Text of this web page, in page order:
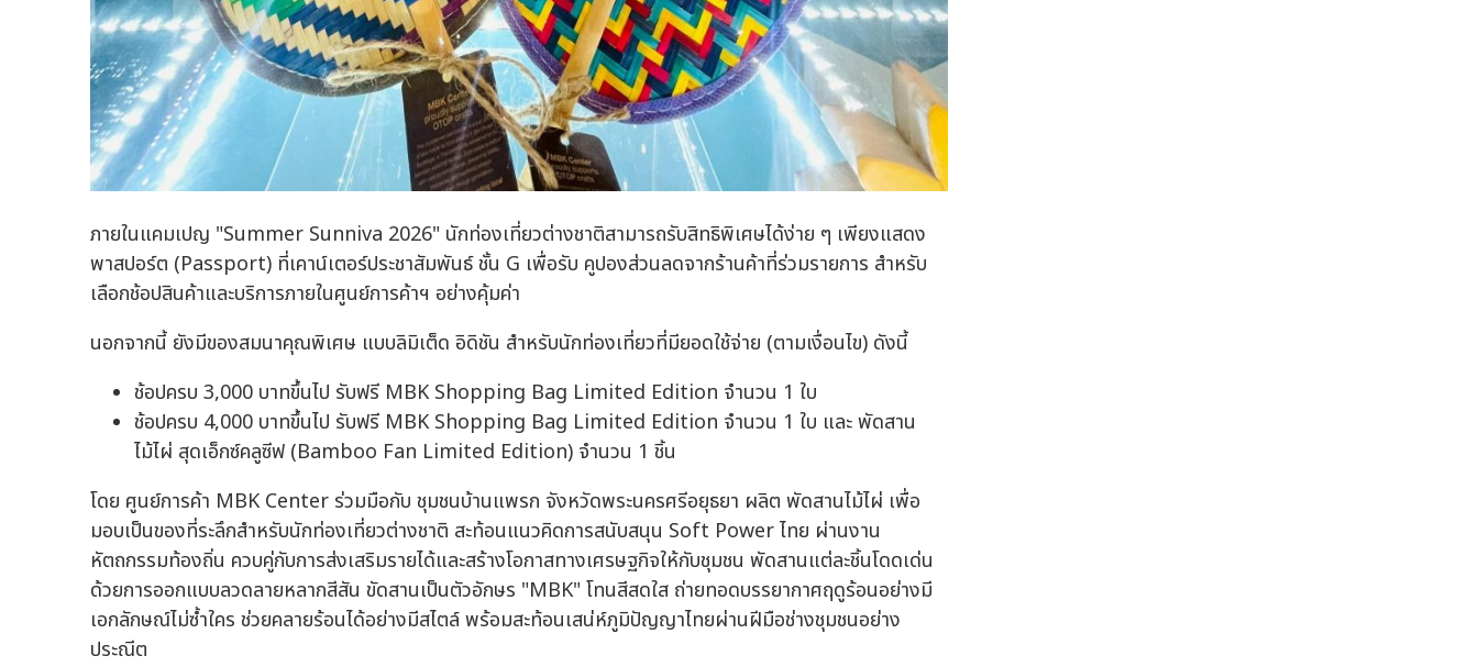
ภายในแคมเปญ "Summer Sunniva 2026" นักท่องเที่ยวต่างชาติสามารถรับสิทธิพิเศษได้ง่าย ๆ เพียงแสดง
พาสปอร์ต (Passport) ที่เคาน์เตอร์ประชาสัมพันธ์ ชั้น G เพื่อรับ คูปองส่วนลดจากร้านค้าที่ร่วมรายการ สำหรับ
เลือกช้อปสินค้าและบริการภายในศูนย์การค้าฯ อย่างคุ้มค่า
นอกจากนี้ ยังมีของสมนาคุณพิเศษ แบบลิมิเต็ด อิดิชัน สำหรับนักท่องเที่ยวที่มียอดใช้จ่าย (ตามเงื่อนไข) ดังนี้
ช้อปครบ 3,000 บาทขึ้นไป รับฟรี MBK Shopping Bag Limited Edition จำนวน 1 ใบ
ช้อปครบ 4,000 บาทขึ้นไป รับฟรี MBK Shopping Bag Limited Edition จำนวน 1 ใบ และ พัดสาน
ไม้ไผ่ สุดเอ็กซ์คลูซีฟ (Bamboo Fan Limited Edition) จำนวน 1 ชิ้น
โดย ศูนย์การค้า MBK Center ร่วมมือกับ ชุมชนบ้านแพรก จังหวัดพระนครศรีอยุธยา ผลิต พัดสานไม้ไผ่ เพื่อ
มอบเป็นของที่ระลึกสำหรับนักท่องเที่ยวต่างชาติ สะท้อนแนวคิดการสนับสนุน Soft Power ไทย ผ่านงาน
หัตถกรรมท้องถิ่น ควบคู่กับการส่งเสริมรายได้และสร้างโอกาสทางเศรษฐกิจให้กับชุมชน พัดสานแต่ละชิ้นโดดเด่น
ด้วยการออกแบบลวดลายหลากสีสัน ขัดสานเป็นตัวอักษร "MBK" โทนสีสดใส ถ่ายทอดบรรยากาศฤดูร้อนอย่างมี
เอกลักษณ์ไม่ซ้ำใคร ช่วยคลายร้อนได้อย่างมีสไตล์ พร้อมสะท้อนเสน่ห์ภูมิปัญญาไทยผ่านฝีมือช่างชุมชนอย่าง
ประณีต